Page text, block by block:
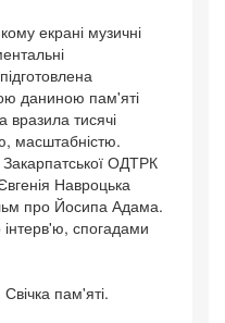
екрані музичні
даниною пам'яті
вразила тисячі
масштабністю.
Закарпатської ОДТРК
Навроцька
про Йосипа Адама.
спогадами
пам'яті.